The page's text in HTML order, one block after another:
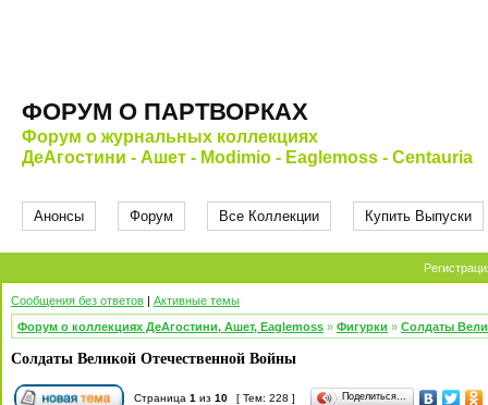
ФОРУМ О ПАРТВОРКАХ
Форум о журнальных коллекциях
ДеАгостини - Ашет - Modimio - Eaglemoss - Centauria
Анонсы Форум Все Коллекции Купить Выпуски
Сообщения без ответов | Активные темы
Форум о коллекциях ДеАгостини, Ашет, Eaglemoss » Фигурки » Солдаты
Солдаты Великой Отечественной Войны
Страница 1 из 10 [ Тем: 228 ] Поделиться…